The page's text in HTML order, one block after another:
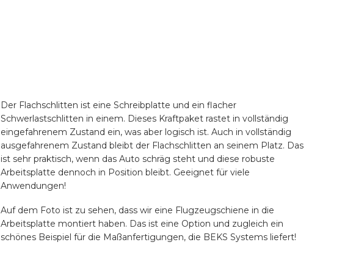
Der Flachschlitten ist eine Schreibplatte und ein flacher
Schwerlastschlitten in einem. Dieses Kraftpaket rastet in vollständig
eingefahrenem Zustand ein, was aber logisch ist. Auch in vollständig
ausgefahrenem Zustand bleibt der Flachschlitten an seinem Platz. Das
ist sehr praktisch, wenn das Auto schräg steht und diese robuste
Arbeitsplatte dennoch in Position bleibt. Geeignet für viele
Anwendungen!
Auf dem Foto ist zu sehen, dass wir eine Flugzeugschiene in die
Arbeitsplatte montiert haben. Das ist eine Option und zugleich ein
schönes Beispiel für die Maßanfertigungen, die BEKS Systems liefert!